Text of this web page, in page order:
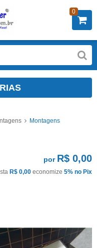
0
Montagens
por R$ 0,00
R$ 0,00 economize 5% no Pix